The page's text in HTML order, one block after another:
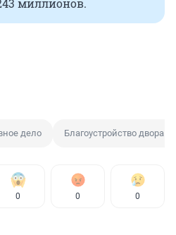
миллионов.
дело Благоустройство двора
0 0 0